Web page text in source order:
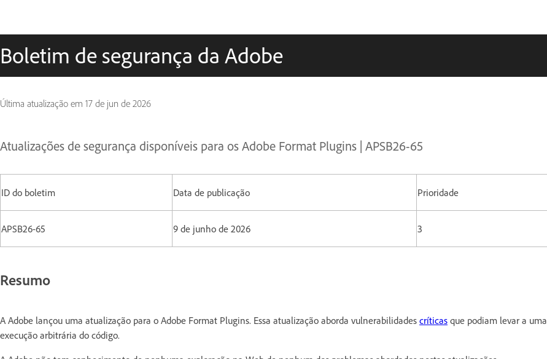
Boletim de segurança da Adobe
Última atualização em 17 de jun de 2026
Atualizações de segurança disponíveis para os Adobe Format Plugins | APSB26-65
ID do boletim Data de publicação Prioridade
APSB26-65 9 de junho de 2026 3
Resumo
A Adobe lançou uma atualização para o Adobe Format Plugins. Essa atualização aborda vulnerabilidades críticas que podiam levar a uma
execução arbitrária do código.